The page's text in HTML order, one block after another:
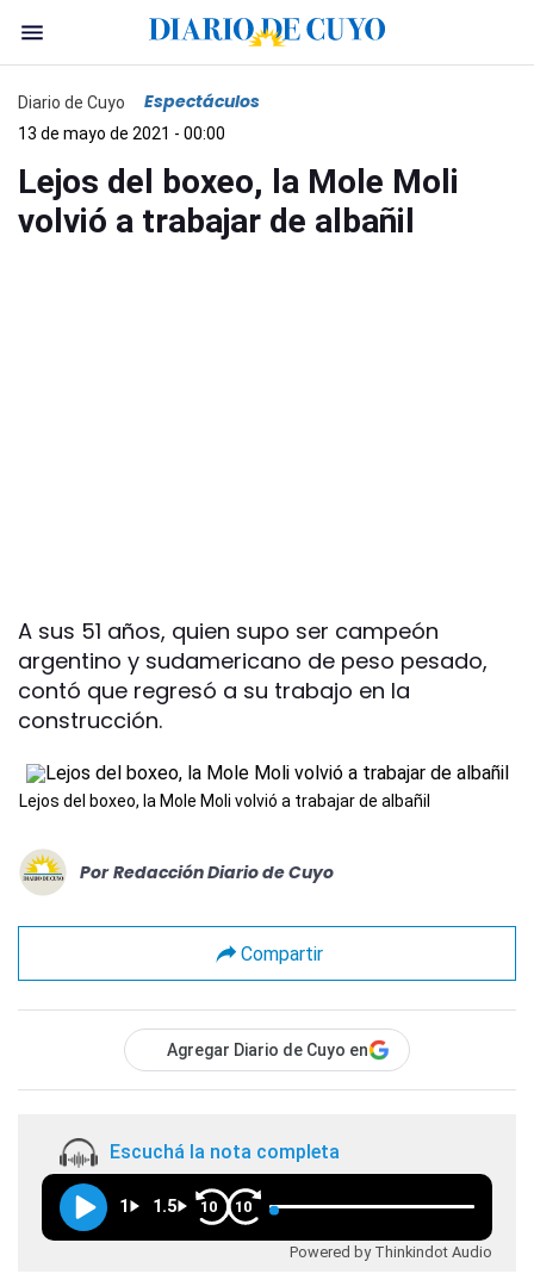
Diario de Cuyo Espectáculos
13 de mayo de 2021 - 00:00
Lejos del boxeo, la Mole Moli
volvió a trabajar de albañil
A sus 51 años, quien supo ser campeón
argentino y sudamericano de peso pesado,
contó que regresó a su trabajo en la
construcción.
Lejos del boxeo, la Mole Moli volvió a trabajar de albañil
Por Redacción Diario de Cuyo
Compartir
Agregar Diario de Cuyo en
Escuchá la nota completa
1 1.5 10 10
Powered by Thinkindot Audio